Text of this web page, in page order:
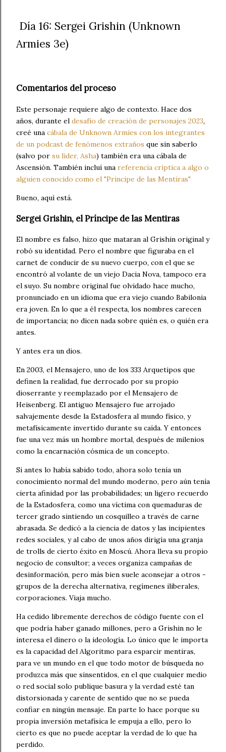
Día 16: Sergei Grishin (Unknown
Armies 3e)
Comentarios del proceso
Este personaje requiere algo de contexto. Hace dos
años, durante el desafío de creación de personajes 2023,
creé una cábala de Unknown Armies con los integrantes
de un podcast de fenómenos extraños que sin saberlo
(salvo por su líder, Asha) también era una cábala de
Ascensión. También incluí una referencia críptica a algo o
alguien conocido como el "Principe de las Mentiras"
Bueno, aquí está.
Sergei Grishin, el Príncipe de las Mentiras
El nombre es falso, hizo que mataran al Grishin original y
robó su identidad. Pero el nombre que figuraba en el
carnet de conducir de su nuevo cuerpo, con el que se
encontró al volante de un viejo Dacia Nova, tampoco era
el suyo. Su nombre original fue olvidado hace mucho,
pronunciado en un idioma que era viejo cuando Babilonia
era joven. En lo que a él respecta, los nombres carecen
de importancia; no dicen nada sobre quién es, o quién era
antes.
Y antes era un dios.
En 2003, el Mensajero, uno de los 333 Arquetipos que
definen la realidad, fue derrocado por su propio
dioserrante y reemplazado por el Mensajero de
Heisenberg. El antiguo Mensajero fue arrojado
salvajemente desde la Estadosfera al mundo físico, y
metafísicamente invertido durante su caída. Y entonces
fue una vez más un hombre mortal, después de milenios
como la encarnación cósmica de un concepto.
Si antes lo había sabido todo, ahora solo tenía un
conocimiento normal del mundo moderno, pero aún tenía
cierta afinidad por las probabilidades; un ligero recuerdo
de la Estadosfera, como una víctima con quemaduras de
tercer grado sintiendo un cosquilleo a través de carne
abrasada. Se dedicó a la ciencia de datos y las incipientes
redes sociales, y al cabo de unos años dirigía una granja
de trolls de cierto éxito en Moscú. Ahora lleva su propio
negocio de consultor; a veces organiza campañas de
desinformación, pero más bien suele aconsejar a otros -
grupos de la derecha alternativa, regímenes iliberales,
corporaciones. Viaja mucho.
Ha cedido libremente derechos de código fuente con el
que podría haber ganado millones, pero a Grishin no le
interesa el dinero o la ideología. Lo único que le importa
es la capacidad del Algoritmo para esparcir mentiras,
para ve un mundo en el que todo motor de búsqueda no
produzca más que sinsentidos, en el que cualquier medio
o red social solo publique basura y la verdad esté tan
distorsionada y carente de sentido que no se pueda
confiar en ningún mensaje. En parte lo hace porque su
propia inversión metafísica le empuja a ello, pero lo
cierto es que no puede aceptar la verdad de lo que ha
perdido.